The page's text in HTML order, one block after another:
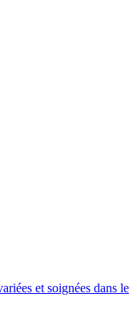
et soignées dans le